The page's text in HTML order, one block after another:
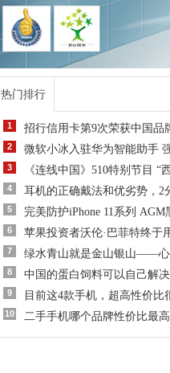
热门排行
1 招行信用卡第9次荣获中国品
2 微软小冰入驻华为智能助手
3 《连线中国》510特别节目 “
4 耳机的正确戴法和优劣势，2
5 完美防护iPhone 11系列 AGM
6 苹果投资者沃伦·巴菲特终于
7 绿水青山就是金山银山——心
8 中国的蛋白饲料可以自己解
9 目前这4款手机，超高性价比
10 二手手机哪个品牌性价比最